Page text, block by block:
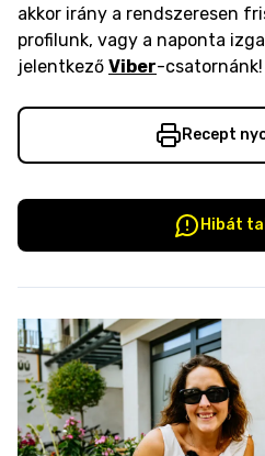
akkor irány a rendszeresen
profilunk, vagy a naponta
jelentkező Viber-csatornánk!
Recept
Hibát